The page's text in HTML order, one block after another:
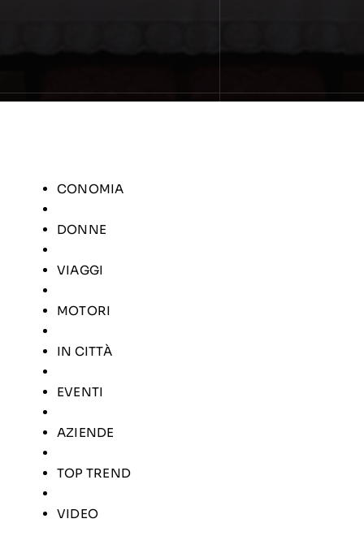
CONOMIA
DONNE
VIAGGI
MOTORI
IN CITTÀ
EVENTI
AZIENDE
TOP TREND
VIDEO